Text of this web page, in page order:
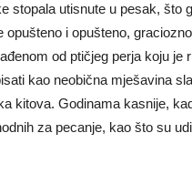
stopala utisnute u pesak, što
opušteno i opušteno,
od ptičjeg perja koju
kao neobična mješavina
kitova. Godinama kasnije,
za pecanje, kao što su